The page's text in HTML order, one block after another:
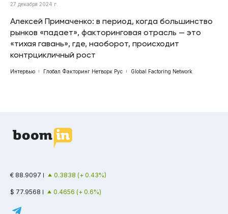
27 декабря 2024 г.
Алексей Примаченко: в период, когда большинство
рынков «падает», факторинговая отрасль — это
«тихая гавань», где, наоборот, происходит
контрцикличный рост
Интервью Глобал Факторинг Нетворк Рус Global Factoring Network
€ 88.9097 0.3838 (+ 0.43%)
$ 77.9568 0.4656 (+ 0.6%)